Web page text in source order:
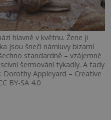
hlavně v květnu. Žene ji
jsou šnečí námluvy bizarní
standardně – vzájemné
šermování tykadly. A tady
Appleyard – Creative
BY-SA 4.0